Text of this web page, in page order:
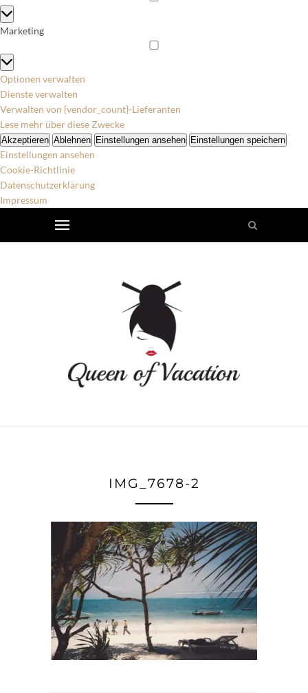
Statistiken
Marketing
Marketing
Optionen verwalten
Dienste verwalten
Verwalten von {vendor_count}-Lieferanten
Lese mehr über diese Zwecke
Akzeptieren Ablehnen Einstellungen ansehen Einstellungen speichern
Einstellungen ansehen
Cookie-Richtlinie
Datenschutzerklärung
Impressum
IMG_7678-2